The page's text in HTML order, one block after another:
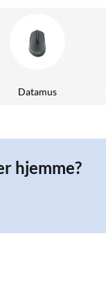
Datamus
hjemme?